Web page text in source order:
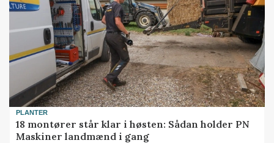
PLANTER
18 montører står klar i høsten: Sådan holder PN
Maskiner landmænd i gang